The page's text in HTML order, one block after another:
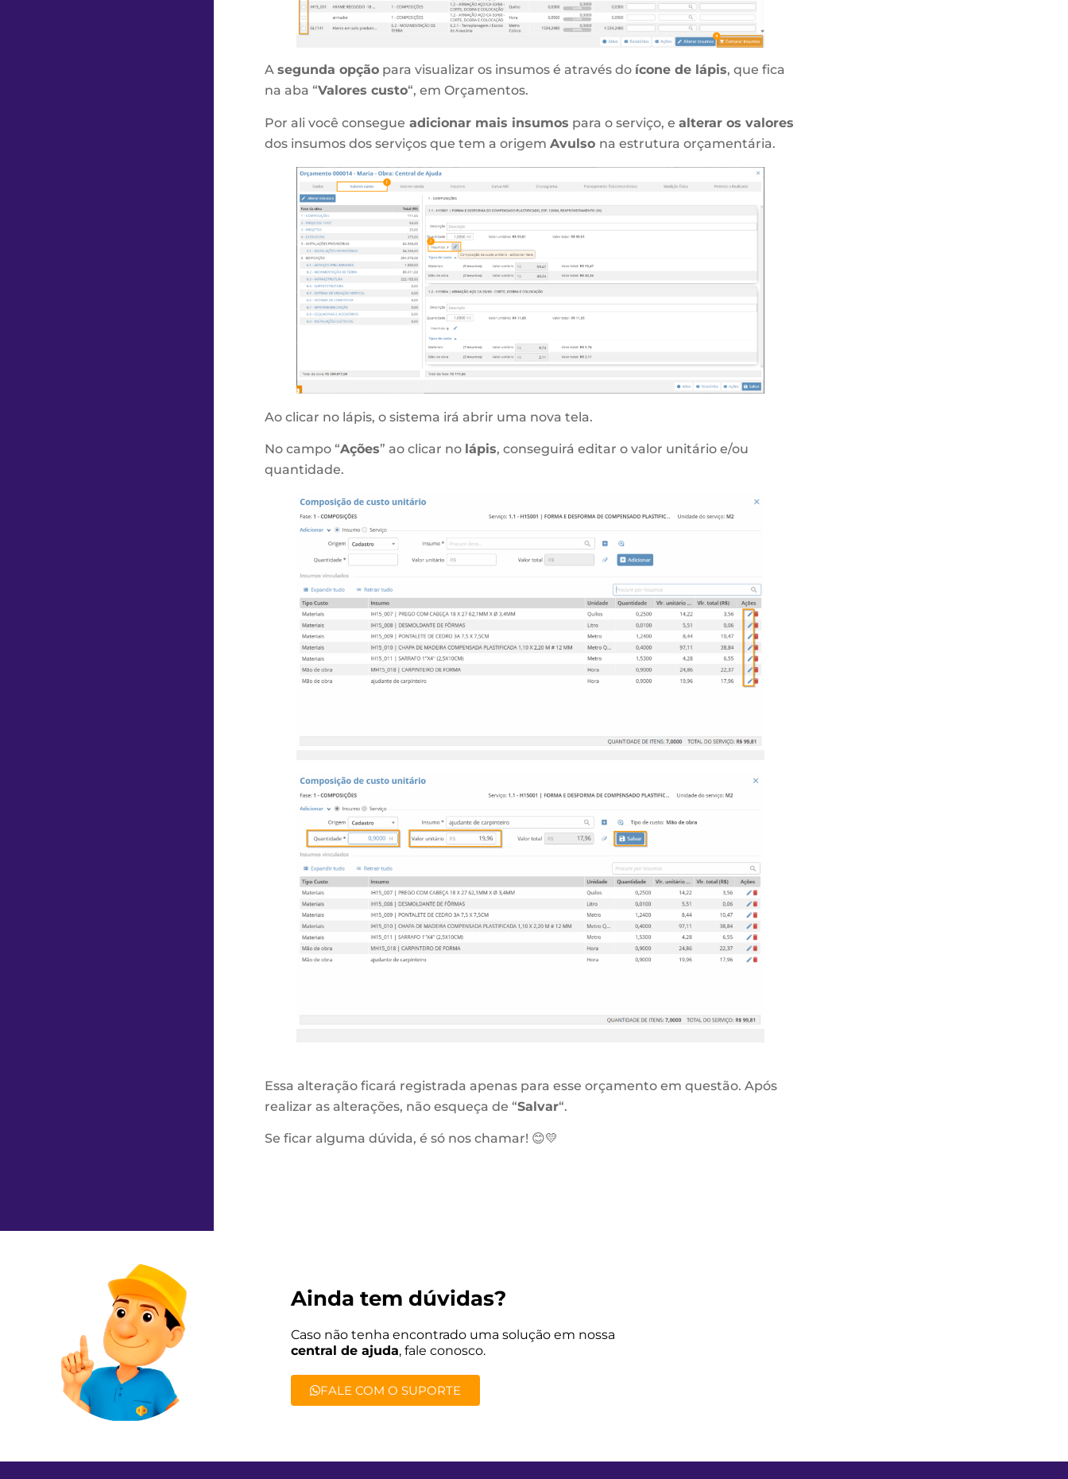
A segunda opçãopara visualizar os insumos é através do ícone de lápis, que fica
na aba “Valores custo“, em Orçamentos.
Por ali você consegue adicionar mais insumos para o serviço, e alterar os valores
dos insumos dos serviços que tem a origem Avulso na estrutura orçamentária.
Ao clicar no lápis, o sistema irá abrir uma nova tela.
No campo “Ações” ao clicar no lápis, conseguirá editar o valor unitário e/ou
quantidade.
Essa alteração ficará registrada apenas para esse orçamento em questão. Após
realizar as alterações, não esqueça de “Salvar“.
Se ficar alguma dúvida, é só nos chamar! 😊💛
Ainda tem dúvidas?
Caso não tenha encontrado uma solução em nossa
central de ajuda, fale conosco.
FALE COM O SUPORTE